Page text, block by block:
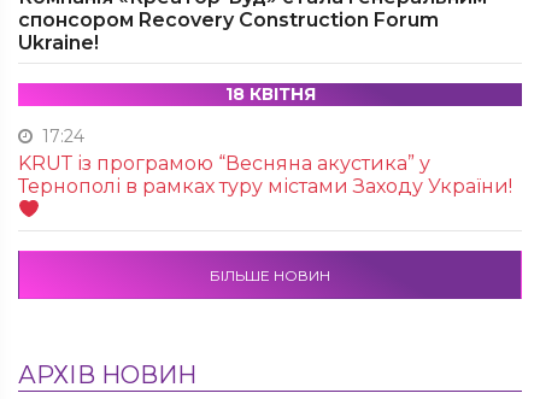
спонсором Recovery Construction Forum
Ukraine!
18 КВІТНЯ
17:24
KRUТ із програмою “Весняна акустика” у
Тернополі в рамках туру містами Заходу України!
БІЛЬШЕ НОВИН
АРХІВ НОВИН